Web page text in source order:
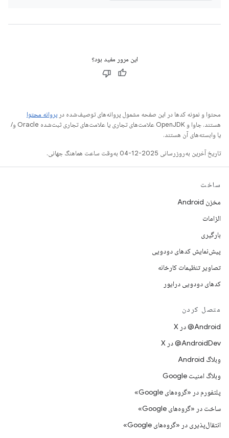
این مرور مفید بود؟
محتوا و نمونه کدها در این صفحه مشمول پروانه‌های توصیف‌شده در پروانه محتوا
هستند. جاوا و OpenJDK علامت‌های تجاری یا علامت‌های تجاری ثبت‌شده Oracle و/
یا وابسته‌های آن هستند.
تاریخ آخرین به‌روزرسانی 2025-12-04 به‌وقت ساعت هماهنگ جهانی.
ساخت
مخزن Android
الزامات
بارگیری
پیش‌نمایش کدهای دودویی
تصاویر تنظیمات کارخانه
کدهای دودویی درایور
متصل کردن
‫‎@Android در X
‫‎@AndroidDev در X
وبلاگ Android
وبلاگ امنیت Google
پلتفورم در «گروه‌های Google»
ساخت در «گروه‌های Google»
انتقال‌پذیری در «گروه‌های Google»